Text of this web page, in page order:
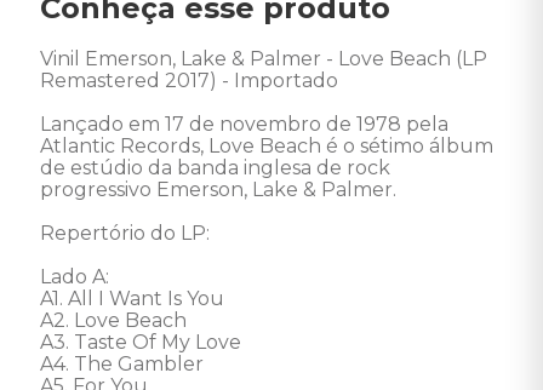
Conheça esse produto
Vinil Emerson, Lake & Palmer - Love Beach (LP
Remastered 2017) - Importado
Lançado em 17 de novembro de 1978 pela
Atlantic Records, Love Beach é o sétimo álbum
de estúdio da banda inglesa de rock
progressivo Emerson, Lake & Palmer.
Repertório do LP:
Lado A:
A1. All I Want Is You
A2. Love Beach
A3. Taste Of My Love
A4. The Gambler